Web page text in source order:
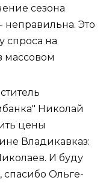
сезона
неправильна. Это
спроса на
массовом
Николай
цены
Владикавказ:
И буду
спасибо Ольге-